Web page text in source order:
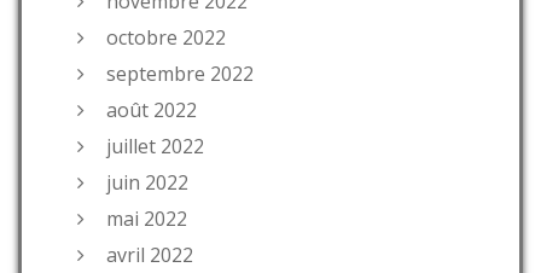
octobre 2022
septembre 2022
août 2022
juillet 2022
juin 2022
mai 2022
avril 2022